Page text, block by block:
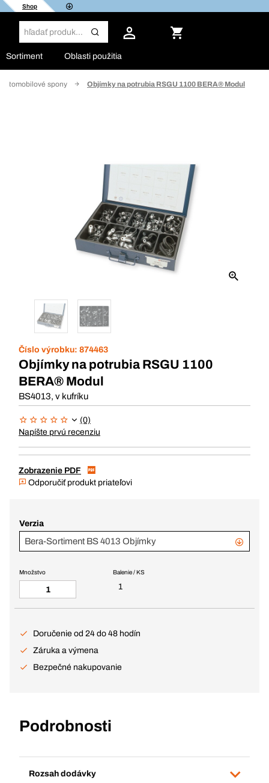
Shop
Sortiment Oblasti použitia
spony Objímky na potrubia RSGU 1100 BERA® Modul
Číslo výrobku: 874463
Objímky na potrubia RSGU 1100
BERA® Modul
BS4013, v kufríku
(0)
Napíšte prvú recenziu
Zobrazenie PDF
Odporučiť produkt priateľovi
Verzia
Bera-Sortiment BS 4013 Objímky
Balenie / KS
1
Množstvo
Doručenie od 24 do 48 hodín
Záruka a výmena
Bezpečné nakupovanie
Podrobnosti
Rozsah dodávky